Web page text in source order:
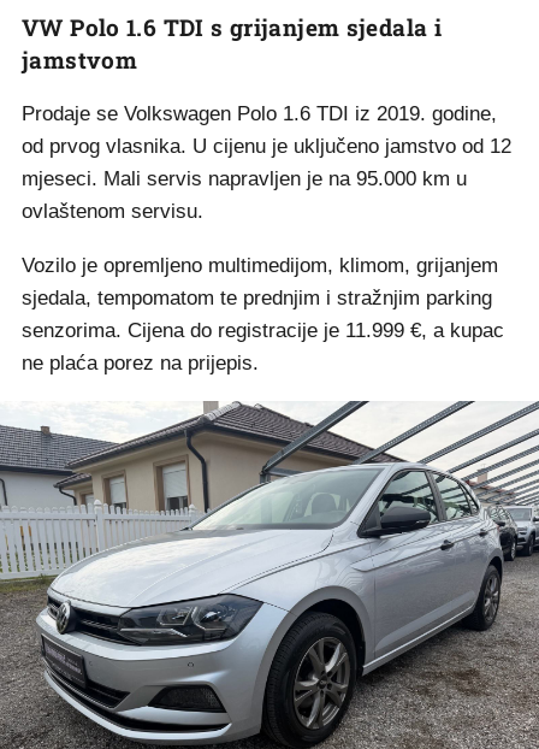
VW Polo 1.6 TDI s grijanjem sjedala i
jamstvom
Prodaje se Volkswagen Polo 1.6 TDI iz 2019. godine,
od prvog vlasnika. U cijenu je uključeno jamstvo od 12
mjeseci. Mali servis napravljen je na 95.000 km u
ovlaštenom servisu.
Vozilo je opremljeno multimedijom, klimom, grijanjem
sjedala, tempomatom te prednjim i stražnjim parking
senzorima. Cijena do registracije je 11.999 €, a kupac
ne plaća porez na prijepis.